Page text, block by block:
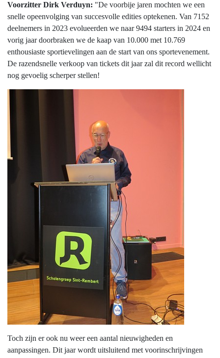
Voorzitter Dirk Verduyn: "De voorbije jaren mochten we een
snelle opeenvolging van succesvolle edities optekenen. Van 7152
deelnemers in 2023 evolueerden we naar 9494 starters in 2024 en
vorig jaar doorbraken we de kaap van 10.000 met 10.769
enthousiaste sportievelingen aan de start van ons sportevenement.
De razendsnelle verkoop van tickets dit jaar zal dit record wellicht
nog gevoelig scherper stellen!
Toch zijn er ook nu weer een aantal nieuwigheden en
aanpassingen. Dit jaar wordt uitsluitend met voorinschrijvingen